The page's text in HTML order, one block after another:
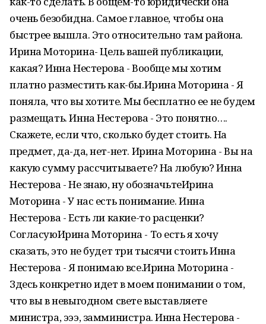
очень безобидна. Самое главное, чтобы она
быстрее вышла. Это относительно там района.
Ирина Моторина- Цель вашей публикации,
какая? Инна Нестерова - Вообще мы хотим
платно разместить как-бы.Ирина Моторина - Я
поняла, что вы хотите. Мы бесплатно ее не будем
размещать. Инна Нестерова - Это понятно….
Скажете, если что, сколько будет стоить. На
предмет, да-да, нет-нет. Ирина Моторина - Вы на
какую сумму рассчитываете? На любую? Инна
Нестерова - Не знаю, ну обозначьтеИрина
Моторина - У нас есть понимание. Инна
Нестерова - Есть ли какие-то расценки?
СогласуюИрина Моторина - То есть я хочу
сказать, это не будет три тысячи стоить Инна
Нестерова - Я понимаю все.Ирина Моторина -
Здесь конкретно идет в моем понимании о том,
что вы в невыгодном свете выставляете
министра, эээ, замминистра. Инна Нестерова -